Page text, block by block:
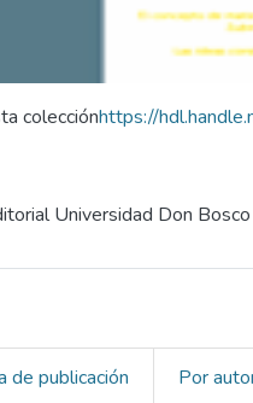
colecciónhttps://
Universidad Don Bosco
de publicación Por